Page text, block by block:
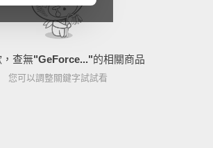
查無"GeForce..."的相關商品
您可以調整關鍵字試試看